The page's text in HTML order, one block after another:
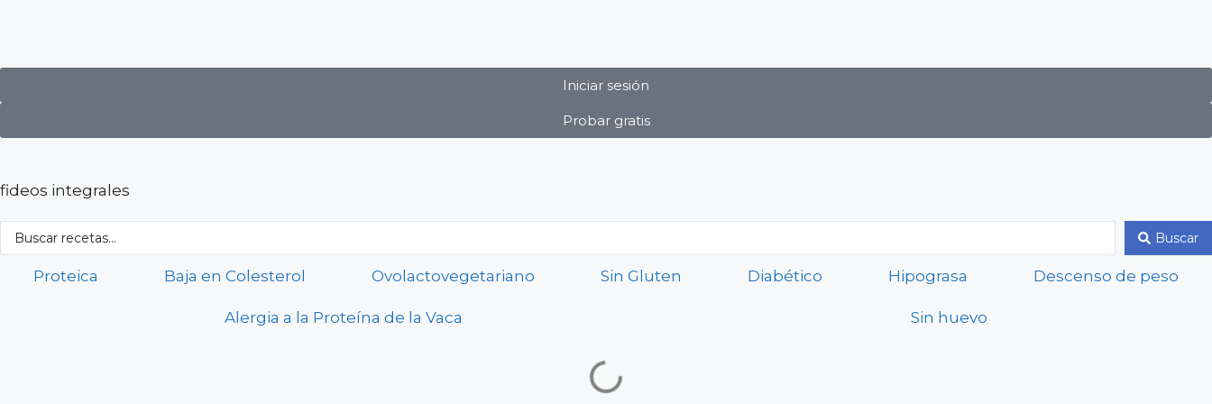
Iniciar sesión
Probar gratis
fideos integrales
Buscar
Proteica Baja en Colesterol Ovolactovegetariano Sin Gluten Diabético Hipograsa Descenso de peso
Alergia a la Proteína de la Vaca Sin huevo